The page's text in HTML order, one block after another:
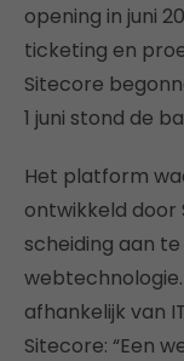
opening in juni
ticketing en
Sitecore
1 juni stond de
Het platform
ontwikkeld door
scheiding aan
afhankelijk van
Sitecore: “Een